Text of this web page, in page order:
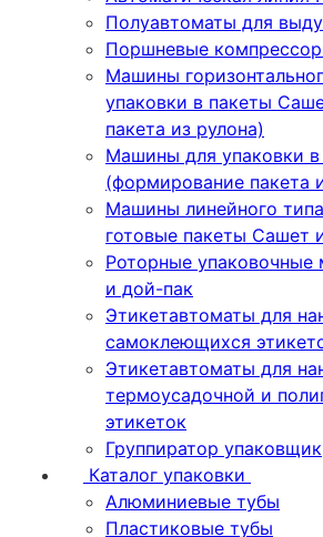
Полуавтоматы для
Поршневые
Машины
упаковки в пакеты
пакета из рулона)
Машины для упаковки
(формирование пакета
Машины линейного
готовые пакеты Сашет
Роторные
и дой-пак
Этикетавтоматы для
самоклеющихся
Этикетавтоматы для
термоусадочной и
этикеток
Группиратор упаковщик
Каталог упаковки
Алюминиевые тубы
Пластиковые тубы